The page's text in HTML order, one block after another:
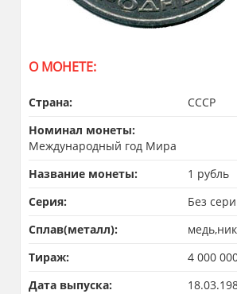
О МОНЕТЕ:
Страна:
СССР
Номинал монеты:
Международный год Мира
Название монеты:
1 рубль
Серия:
Без
Сплав(металл):
Тираж:
4 000
Дата выпуска: